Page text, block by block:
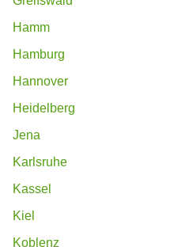
Hamm
Hamburg
Hannover
Heidelberg
Jena
Karlsruhe
Kassel
Kiel
Koblenz